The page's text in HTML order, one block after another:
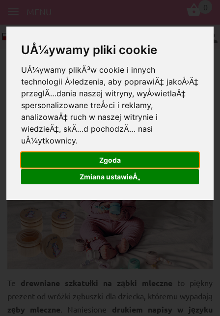
UÅ¼ywamy pliki cookie
UÅ¼ywamy plikÃ³w cookie i innych
technologii Å›ledzenia, aby poprawiÄ‡ jakoÅ›Ä‡
przeglÄ…dania naszej witryny, wyÅ›wietlaÄ‡
spersonalizowane treÅ›ci i reklamy,
analizowaÄ‡ ruch w naszej witrynie i
wiedzieÄ‡, skÄ…d pochodzÄ… nasi
uÅ¼ytkownicy.
Zgoda
Zmiana ustawieÅ„
Puszka Hiszpański
Piękne szkatułki na zęby mleczne z
nadrukowanymi napisami w języku
hiszpańskim lub z pięknymi
obrazkami
Te drewniane szkatułki na ząbki mleczne to piękny
prezent od wróżki zębuszki dla dziecka, któremu wypadają
zęby mleczne . Naniesione drukiem napisy w języku